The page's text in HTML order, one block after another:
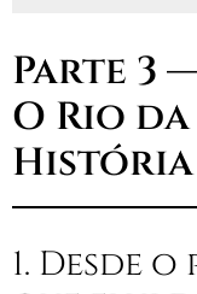
Parte 3
O Rio
História
1. Desde